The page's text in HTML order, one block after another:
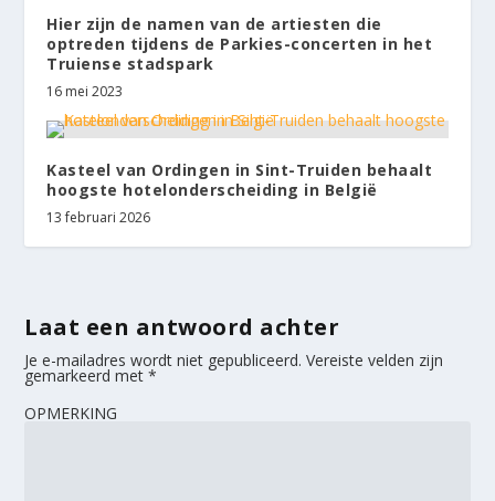
Hier zijn de namen van de artiesten die
optreden tijdens de Parkies-concerten in het
Truiense stadspark
16 mei 2023
Kasteel van Ordingen in Sint-Truiden behaalt
hoogste hotelonderscheiding in België
13 februari 2026
Laat een antwoord achter
Je e-mailadres wordt niet gepubliceerd. Vereiste velden zijn
gemarkeerd met*
OPMERKING